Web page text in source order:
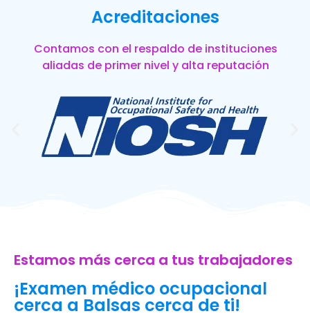
Acreditaciones
Contamos con el respaldo de instituciones
aliadas de primer nivel y alta reputación
Estamos más cerca a tus trabajadores
¡Examen médico ocupacional
cerca a Balsas cerca de ti!